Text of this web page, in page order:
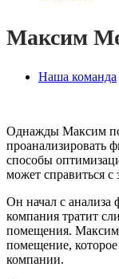
Максим
Наша команда
Однажды Максим
проанализировать
способы
может справиться с
Он начал с анализа
компания тратит
помещения. Максим
помещение, которое
компании.